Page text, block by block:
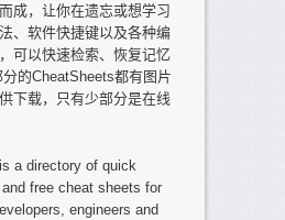
成，让你在遗忘或想学习
、软件快捷键以及各种编
可以快速检索、恢复记忆
的CheatSheets都有图片
下载，只有少部分是在线
a directory of quick
free cheat sheets for
engineers and